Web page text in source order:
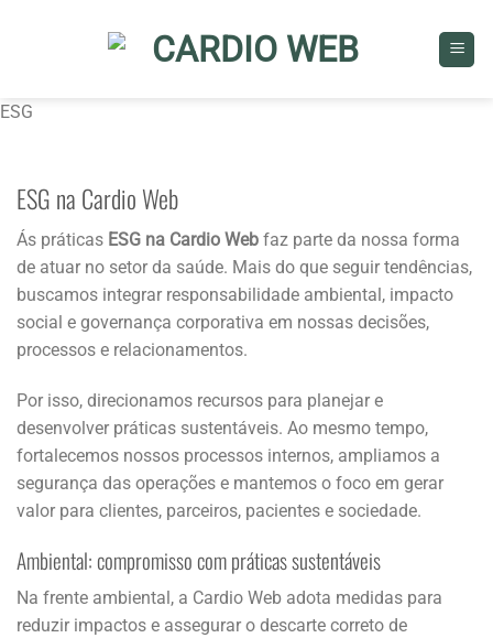
ESG
ESG na Cardio Web
Ás práticas ESG na Cardio Web faz parte da nossa forma
de atuar no setor da saúde. Mais do que seguir tendências,
buscamos integrar responsabilidade ambiental, impacto
social e governança corporativa em nossas decisões,
processos e relacionamentos.
Por isso, direcionamos recursos para planejar e
desenvolver práticas sustentáveis. Ao mesmo tempo,
fortalecemos nossos processos internos, ampliamos a
segurança das operações e mantemos o foco em gerar
valor para clientes, parceiros, pacientes e sociedade.
Ambiental: compromisso com práticas sustentáveis
Na frente ambiental, a Cardio Web adota medidas para
reduzir impactos e assegurar o descarte correto de